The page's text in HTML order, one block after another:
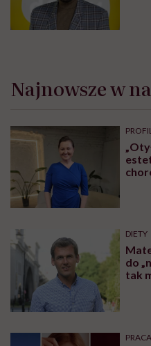
Najnowsze w
DIETY
do
tak
PRACA